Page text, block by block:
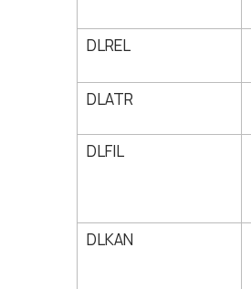
DLREL
DLATR
DLFIL
DLKAN